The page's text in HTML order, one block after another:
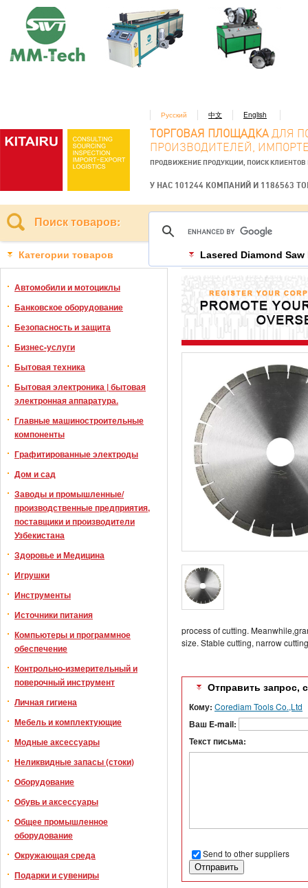
Русский 中文 English
ТОРГОВАЯ ПЛОЩАДКА ДЛЯ
ПРОИЗВОДИТЕЛЕЙ,
ПРОДВИЖЕНИЕ ПРОДУКЦИИ, ПОИСК КЛИЕНТОВ
У НАС 101244 КОМПАНИЙ И 1186563
Поиск товаров:
Категории товаров
Автомобили и мотоциклы
Банковское оборудование
Безопасность и защита
Бизнес-услуги
Бытовая техника
Бытовая электроника | бытовая
электронная аппаратура.
Главные машиностроительные
компоненты
Графитированные электроды
Дом и сад
Заводы и промышленные/
производственные предприятия,
поставщики и производители
Узбекистана
Здоровье и Медицина
Игрушки
Инструменты
Источники питания
Компьютеры и программное
обеспечение
Контрольно-измерительный и
поверочный инструмент
Личная гигиена
Мебель и комплектующие
Модные аксессуары
Неликвидные запасы (стоки)
Оборудование
Обувь и аксессуары
Общее промышленное
оборудование
Окружающая среда
Подарки и сувениры
Lasered Diamond
process of cutting.
size. Stable cutting, narrow
Отправить запрос,
Кому: Corediam Tools Co.,Ltd
Ваш E-mail:
Текст письма:
Send to other suppliers